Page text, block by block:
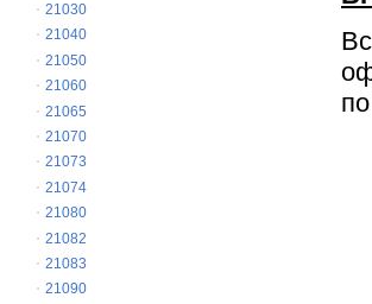
21030
21040
21050
21060
21065
21070
21073
21074
21080
21082
21083
21090